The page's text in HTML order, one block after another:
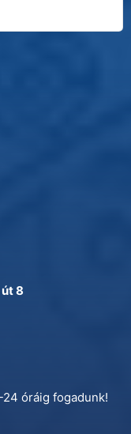
8
óráig fogadunk!